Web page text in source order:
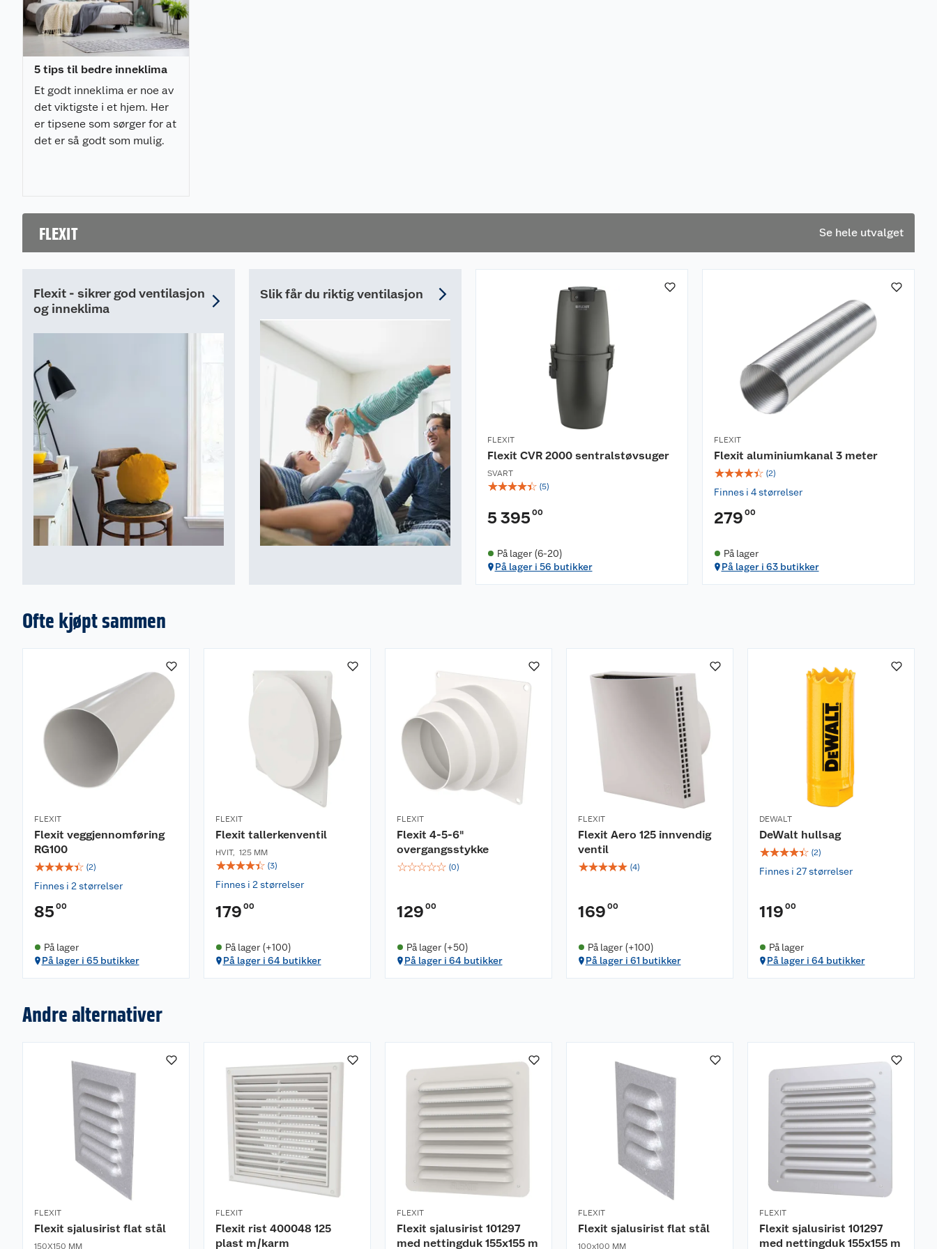
5 tips til bedre inneklima
Et godt inneklima er noe av
det viktigste i et hjem. Her
er tipsene som sørger for at
det er så godt som mulig.
FLEXIT Se hele utvalget
Flexit - sikrer god ventilasjon
og inneklima
Slik får du riktig ventilasjon
FLEXIT
Flexit CVR 2000 sentralstøvsuger
SVART
☆☆☆☆☆ (5)
5 395 00
På lager (6-20)
På lager i 56 butikker
FLEXIT
Flexit aluminiumkanal 3 meter
☆☆☆☆☆ (2)
Finnes i 4 størrelser
279 00
På lager
På lager i 63 butikker
Ofte kjøpt sammen
FLEXIT
Flexit veggjennomføring
RG100
☆☆☆☆☆ (2)
Finnes i 2 størrelser
85 00
På lager
På lager i 65 butikker
FLEXIT
Flexit tallerkenventil
HVIT, 125 MM
☆☆☆☆☆ (3)
Finnes i 2 størrelser
179 00
På lager (+100)
På lager i 64 butikker
FLEXIT
Flexit 4-5-6"
overgangsstykke
☆☆☆☆☆ (0)
129 00
På lager (+50)
På lager i 64 butikker
FLEXIT
Flexit Aero 125 innvendig
ventil
☆☆☆☆☆ (4)
169 00
På lager (+100)
På lager i 61 butikker
DEWALT
DeWalt hullsag
☆☆☆☆☆ (2)
Finnes i 27 størrelser
119 00
På lager
På lager i 64 butikker
Andre alternativer
FLEXIT
Flexit sjalusirist flat stål
150X150 MM
FLEXIT
Flexit rist 400048 125
plast m/karm
FLEXIT
Flexit sjalusirist 101297
med nettingduk 155x155 m
FLEXIT
Flexit sjalusirist flat stål
100x100 MM
FLEXIT
Flexit sjalusirist 101297
med nettingduk 155x155 m